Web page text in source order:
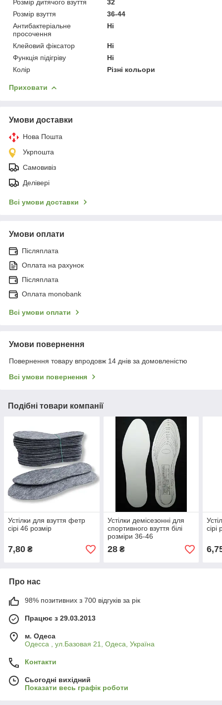
Розмір дитячого взуття
32
Розмір взуття
36-44
Антибактеріальне
просочення
Ні
Клейовий фіксатор
Ні
Функція підігріву
Ні
Колір
Різні кольори
Приховати
Умови доставки
Нова Пошта
Укрпошта
Самовивіз
Делівері
Всі умови доставки
Умови оплати
Післяплата
Оплата на рахунок
Післяплата
Оплата monobank
Всі умови оплати
Умови повернення
Повернення товару впродовж 14 днів за домовленістю
Всі умови повернення
Подібні товари компанії
Устілки для взуття фетр
сірі 46 розмір
7,80 ₴
Устілки демісезонні для
спортивного взуття білі
розміри 36-46
28₴
Про нас
98% позитивних з 700 відгуків за рік
Працює з 29.03.2013
м. Одеса
Одесса , ул.Базовая 21, Одеса, Україна
Контакти
Сьогодні вихідний
Показати весь графік роботи